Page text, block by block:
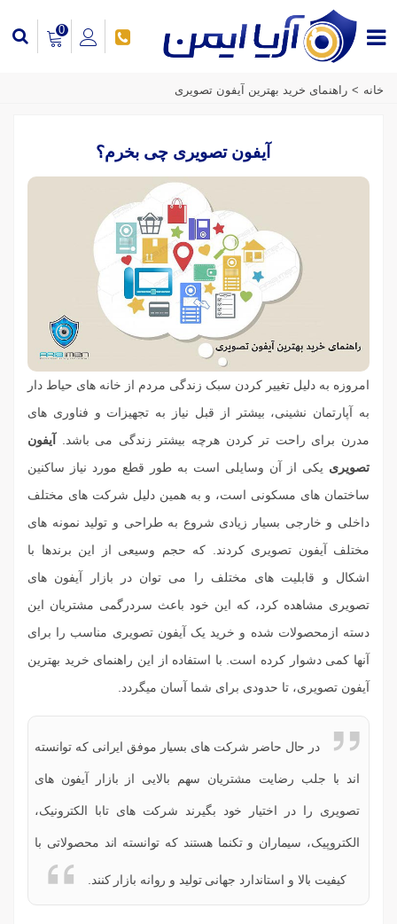
0
خانه > راهنمای خرید بهترین آیفون تصویری
آیفون تصویری چی بخرم؟
امروزه به دلیل تغییر کردن سبک زندگی مردم از خانه های حیاط دار
به آپارتمان نشینی، بیشتر از قبل نیاز به تجهیزات و فناوری های
مدرن برای راحت تر کردن هرچه بیشتر زندگی می باشد.
آیفون
تصویری یکی از آن وسایلی است به طور قطع مورد نیاز ساکنین
ساختمان های مسکونی است، و به همین دلیل شرکت های مختلف
داخلی و خارجی بسیار زیادی شروع به طراحی و تولید نمونه های
مختلف آیفون تصویری کردند. که حجم وسیعی از این برندها با
اشکال و قابلیت های مختلف را می توان در بازار آیفون های
تصویری مشاهده کرد، که این خود باعث سردرگمی مشتریان این
دسته ازمحصولات شده و خرید یک آیفون تصویری مناسب را برای
آنها کمی دشوار کرده است. با استفاده از این راهنمای خرید بهترین
آیفون تصویری، تا حدودی برای شما آسان میگردد.
در حال حاضر شرکت های بسیار موفق ایرانی که توانسته
اند با جلب رضایت مشتریان سهم بالایی از بازار آیفون های
تصویری را در اختیار خود بگیرند شرکت های تابا الکترونیک،
الکتروپیک، سیماران و تکنما هستند که توانسته اند محصولاتی با
کیفیت بالا و استاندارد جهانی تولید و روانه بازار کنند.